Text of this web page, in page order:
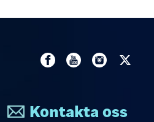
Kontakta oss